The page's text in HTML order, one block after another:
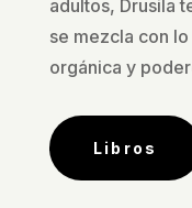
adultos, Drusila
se mezcla con
orgánica y
Libros